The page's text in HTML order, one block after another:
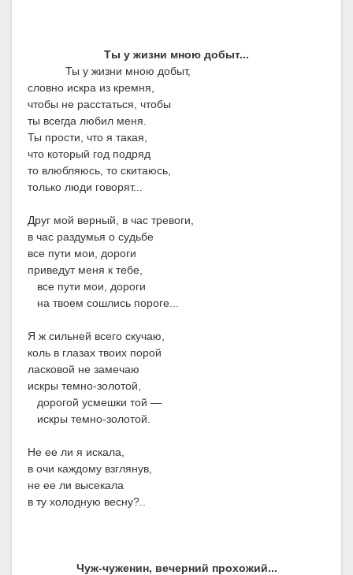
Ты у жизни мною добыт...
Ты у жизни мною добыт,
словно искра из кремня,
чтобы не расстаться, чтобы
ты всегда любил меня.
Ты прости, что я такая,
что который год подряд
то влюбляюсь, то скитаюсь,
только люди говорят...
Друг мой верный, в час тревоги,
в час раздумья о судьбе
все пути мои, дороги
приведут меня к тебе,
все пути мои, дороги
на твоем сошлись пороге...
Я ж сильней всего скучаю,
коль в глазах твоих порой
ласковой не замечаю
искры темно-золотой,
дорогой усмешки той —
искры темно-золотой.
Не ее ли я искала,
в очи каждому взглянув,
не ее ли высекала
в ту холодную весну?..
Чуж-чуженин, вечерний прохожий...